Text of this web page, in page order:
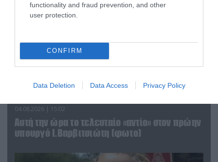
functionality and fraud prevention, and other
user protection.
CONFIRM
Data Deletion Data Access Privacy Policy
04.08.2026 | 15:02
Αυτή την ώρα το τελευταίο «αντίο» στον πρώην
υπουργό Ι.Βαρβιτσιώτη (φωτο)